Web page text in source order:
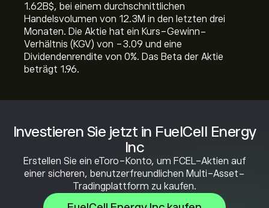
Investieren Sie jetzt in FuelCell Energy
Inc
Erstellen Sie ein eToro-Konto, um FCEL-Aktien auf
einer sicheren, benutzerfreundlichen Multi-Asset-
Tradingplattform zu kaufen.
1.62B‎$‎, bei einem durchschnittlichen
Handelsvolumen von 12.3M in den letzten drei
Monaten. Die Aktie hat ein Kurs-Gewinn-
Verhältnis (KGV) von -3.09 und eine
Dividendenrendite von 0%. Das Beta der Aktie
beträgt 1.96.